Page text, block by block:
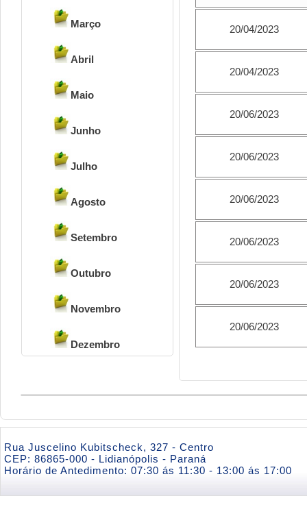
Março
Abril
Maio
Junho
Julho
Agosto
Setembro
Outubro
Novembro
Dezembro
20/04/2023
20/04/2023
20/06/2023
20/06/2023
20/06/2023
20/06/2023
20/06/2023
20/06/2023
Rua Juscelino Kubitscheck, 327 - Centro
CEP: 86865-000 - Lidianópolis - Paraná
Horário de Antedimento: 07:30 ás 11:30 - 13:00 ás 17:00